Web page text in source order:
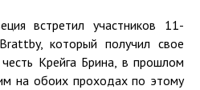
встретил участников 11-
который получил свое
Крейга Брина, в прошлом
на обоих проходах по этому